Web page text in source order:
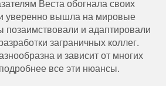
Веста обогнала своих
уверенно вышла на мировые
позаимствовали и адаптировали
заграничных коллег.
и зависит от многих
все эти нюансы.